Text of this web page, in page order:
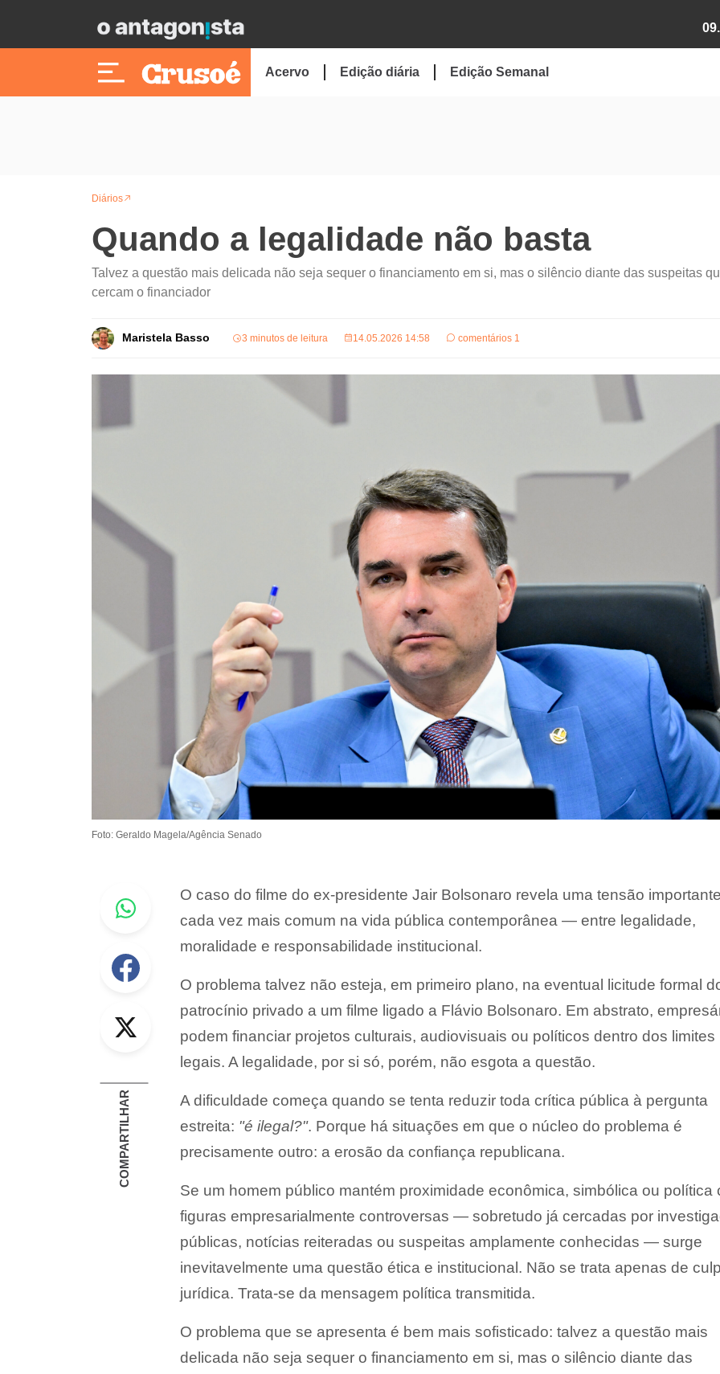
Acervo Edição diária Edição Semanal
Diários
Quando a legalidade não basta
Talvez a questão mais delicada não seja sequer o financiamento em si, mas o silêncio diante das suspeitas
cercam o financiador
Maristela Basso 3 minutos de leitura 14.05.2026 14:58 comentários 1
Foto: Geraldo Magela/Agência Senado
Whastapp
Facebook
Twitter
COMPARTILHAR
O caso do filme do ex-presidente Jair Bolsonaro revela uma tensão
cada vez mais comum na vida pública contemporânea — entre legalidade,
moralidade e responsabilidade institucional.
O problema talvez não esteja, em primeiro plano, na eventual licitude formal
patrocínio privado a um filme ligado a Flávio Bolsonaro. Em abstrato,
podem financiar projetos culturais, audiovisuais ou políticos dentro dos limites
legais. A legalidade, por si só, porém, não esgota a questão.
A dificuldade começa quando se tenta reduzir toda crítica pública à pergunta
estreita: "é ilegal?". Porque há situações em que o núcleo do problema é
precisamente outro: a erosão da confiança republicana.
Se um homem público mantém proximidade econômica, simbólica ou política
figuras empresarialmente controversas — sobretudo já cercadas por
públicas, notícias reiteradas ou suspeitas amplamente conhecidas — surge
inevitavelmente uma questão ética e institucional. Não se trata apenas de
jurídica. Trata-se da mensagem política transmitida.
O problema que se apresenta é bem mais sofisticado: talvez a questão mais
delicada não seja sequer o financiamento em si, mas o silêncio diante das